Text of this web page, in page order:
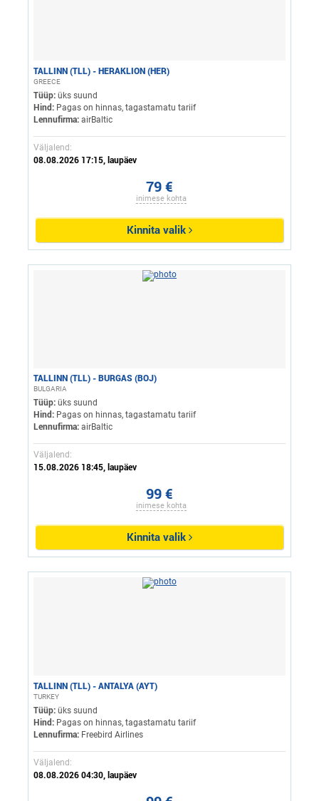
TALLINN (TLL) - HERAKLION (HER)
GREECE
Tüüp: üks suund
Hind: Pagas on hinnas, tagastamatu tariif
Lennufirma: airBaltic
Väljalend:
08.08.2026 17:15, laupäev
79 €
inimese kohta
Kinnita valik
TALLINN (TLL) - BURGAS (BOJ)
BULGARIA
Tüüp: üks suund
Hind: Pagas on hinnas, tagastamatu tariif
Lennufirma: airBaltic
Väljalend:
15.08.2026 18:45, laupäev
99 €
inimese kohta
Kinnita valik
TALLINN (TLL) - ANTALYA (AYT)
TURKEY
Tüüp: üks suund
Hind: Pagas on hinnas, tagastamatu tariif
Lennufirma: Freebird Airlines
Väljalend:
08.08.2026 04:30, laupäev